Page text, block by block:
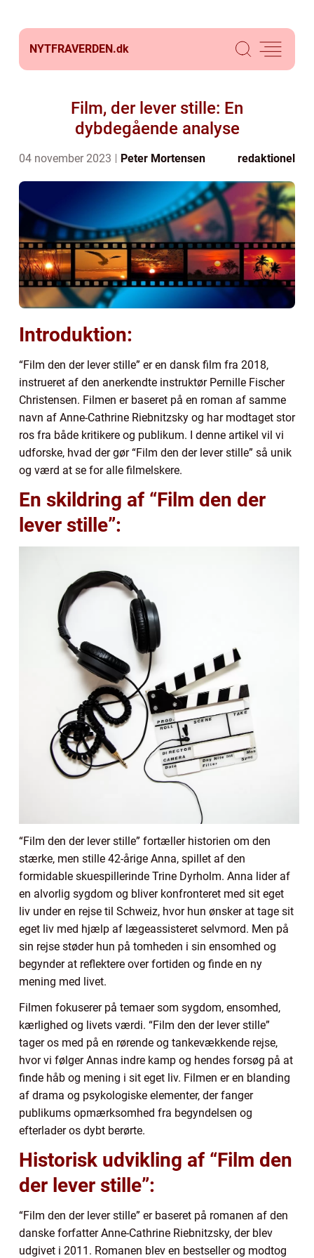
NYTFRAVERDEN.dk
Film, der lever stille: En
dybdegående analyse
04 november 2023 Peter Mortensen redaktionel
Introduktion:
“Film den der lever stille” er en dansk film fra 2018,
instrueret af den anerkendte instruktør Pernille Fischer
Christensen. Filmen er baseret på en roman af samme
navn af Anne-Cathrine Riebnitzsky og har modtaget stor
ros fra både kritikere og publikum. I denne artikel vil vi
udforske, hvad der gør “Film den der lever stille” så unik
og værd at se for alle filmelskere.
En skildring af “Film den der
lever stille”:
“Film den der lever stille” fortæller historien om den
stærke, men stille 42-årige Anna, spillet af den
formidable skuespillerinde Trine Dyrholm. Anna lider af
en alvorlig sygdom og bliver konfronteret med sit eget
liv under en rejse til Schweiz, hvor hun ønsker at tage sit
eget liv med hjælp af lægeassisteret selvmord. Men på
sin rejse støder hun på tomheden i sin ensomhed og
begynder at reflektere over fortiden og finde en ny
mening med livet.
Filmen fokuserer på temaer som sygdom, ensomhed,
kærlighed og livets værdi. “Film den der lever stille”
tager os med på en rørende og tankevækkende rejse,
hvor vi følger Annas indre kamp og hendes forsøg på at
finde håb og mening i sit eget liv. Filmen er en blanding
af drama og psykologiske elementer, der fanger
publikums opmærksomhed fra begyndelsen og
efterlader os dybt berørte.
Historisk udvikling af “Film den
der lever stille”:
“Film den der lever stille” er baseret på romanen af den
danske forfatter Anne-Cathrine Riebnitzsky, der blev
udgivet i 2011. Romanen blev en bestseller og modtog